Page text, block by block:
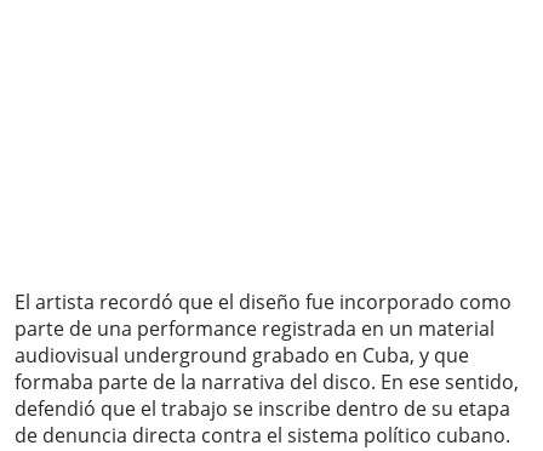
El artista recordó que el diseño fue incorporado como
parte de una performance registrada en un material
audiovisual underground grabado en Cuba, y que
formaba parte de la narrativa del disco. En ese sentido,
defendió que el trabajo se inscribe dentro de su etapa
de denuncia directa contra el sistema político cubano.